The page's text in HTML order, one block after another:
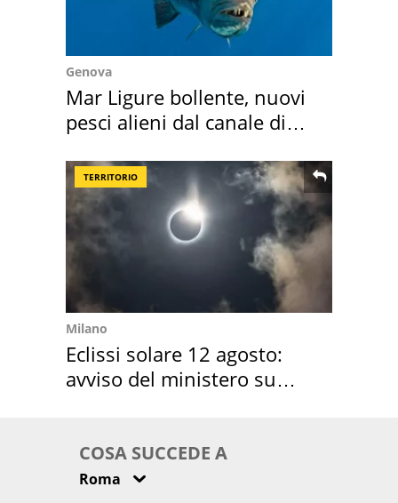
Genova
Mar Ligure bollente, nuovi
pesci alieni dal canale di
TERRITORIO
Milano
Eclissi solare 12 agosto:
avviso del ministero su